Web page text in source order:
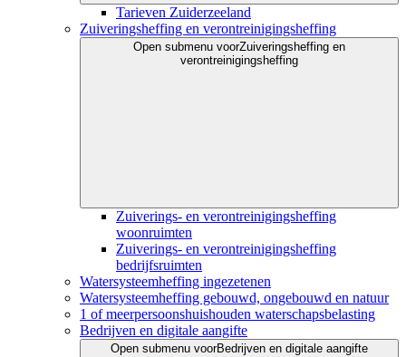
Tarieven Zuiderzeeland
Zuiveringsheffing en verontreinigingsheffing
Open submenu voorZuiveringsheffing en
verontreinigingsheffing
Zuiverings- en verontreinigingsheffing
woonruimten
Zuiverings- en verontreinigingsheffing
bedrijfsruimten
Watersysteemheffing ingezetenen
Watersysteemheffing gebouwd, ongebouwd en natuur
1 of meerpersoonshuishouden waterschapsbelasting
Bedrijven en digitale aangifte
Open submenu voorBedrijven en digitale aangifte